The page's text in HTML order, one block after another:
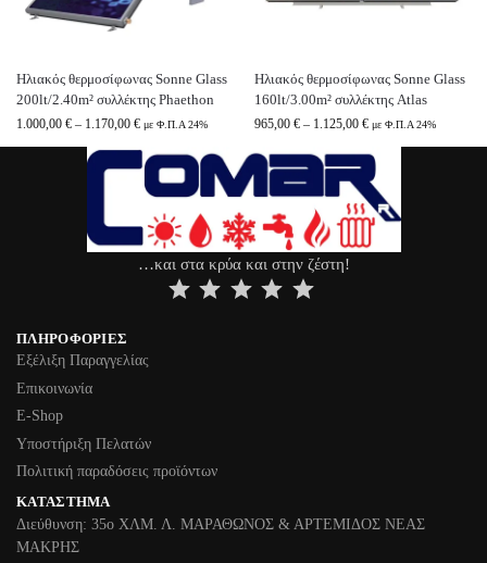
Ηλιακός θερμοσίφωνας Sonne Glass
200lt/2.40m² συλλέκτης Phaethon
1.000,00 € – 1.170,00 € με Φ.Π.Α 24%
Ηλιακός θερμοσίφωνας Sonne Glass
160lt/3.00m² συλλέκτης Atlas
965,00 € – 1.125,00 € με Φ.Π.Α 24%
…και στα κρύα και στην ζέστη!
ΠΛΗΡΟΦΟΡΊΕΣ
Εξέλιξη Παραγγελίας
Επικοινωνία
Ε-Shop
Υποστήριξη Πελατών
Πολιτική παραδόσεις προϊόντων
ΚΑΤΆΣΤΗΜΑ
Διεύθυνση: 35ο ΧΛΜ. Λ. ΜΑΡΑΘΩΝΟΣ & ΑΡΤΕΜΙΔΟΣ ΝΕΑΣ
ΜΑΚΡΗΣ